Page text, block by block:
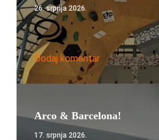
26. srpnja 2026.
Dodaj komentar
Arco & Barcelona!
17. srpnja 2026.